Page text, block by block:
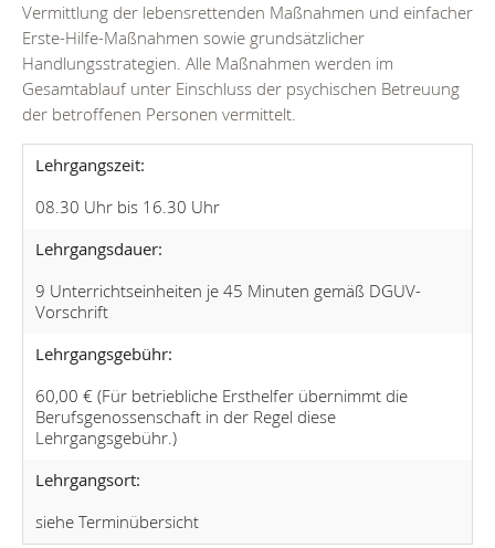
Vermittlung der lebensrettenden Maßnahmen und einfacher
Erste-Hilfe-Maßnahmen sowie grundsätzlicher
Handlungsstrategien. Alle Maßnahmen werden im
Gesamtablauf unter Einschluss der psychischen Betreuung
der betroffenen Personen vermittelt.
Lehrgangszeit:
08.30 Uhr bis 16.30 Uhr
Lehrgangsdauer:
9 Unterrichtseinheiten je 45 Minuten gemäß DGUV-
Vorschrift
Lehrgangsgebühr:
60,00 € (Für betriebliche Ersthelfer übernimmt die
Berufsgenossenschaft in der Regel diese
Lehrgangsgebühr.)
Lehrgangsort:
siehe Terminübersicht